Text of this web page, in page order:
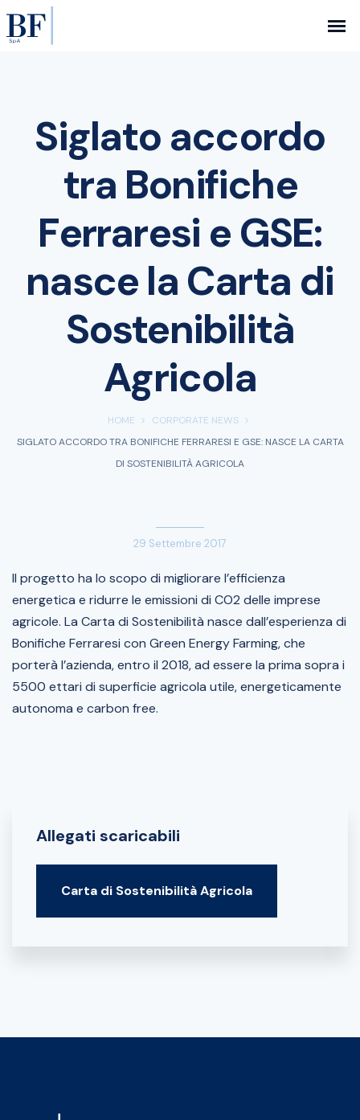
Siglato accordo
tra Bonifiche
Ferraresi e GSE:
nasce la Carta di
Sostenibilità
Agricola
HOME
CORPORATE NEWS
SIGLATO ACCORDO TRA BONIFICHE FERRARESI E GSE: NASCE LA CARTA
DI SOSTENIBILITÀ AGRICOLA
29 Settembre 2017
Il progetto ha lo scopo di migliorare l’efficienza
energetica e ridurre le emissioni di CO2 delle imprese
agricole. La Carta di Sostenibilità nasce dall’esperienza di
Bonifiche Ferraresi con Green Energy Farming, che
porterà l’azienda, entro il 2018, ad essere la prima sopra i
5500 ettari di superficie agricola utile, energeticamente
autonoma e carbon free.
Allegati scaricabili
Carta di Sostenibilità Agricola